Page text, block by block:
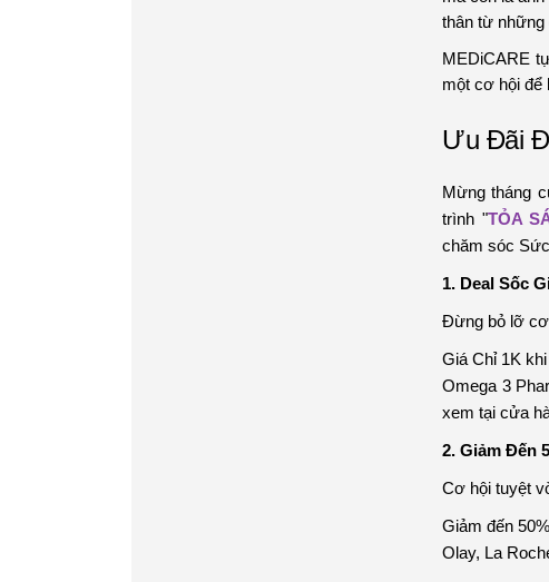
thân từ những
MEDiCARE
một cơ hội để
Ưu Đãi
Mừng tháng
trình "TỎA
chăm sóc
1. Deal Sốc
Đừng bỏ lỡ cơ
Giá Chỉ 1K
Omega 3
xem tại cửa
2. Giảm Đến
Cơ hội tuyệt
Giảm đến
Olay, La